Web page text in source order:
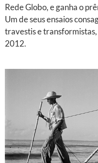
Rede Globo, e ganha o
Um de seus ensaios
travestis e
2012.